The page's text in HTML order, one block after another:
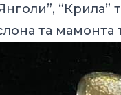
та мамонта